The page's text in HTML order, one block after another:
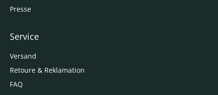
Presse
Service
Versand
Retoure & Reklamation
FAQ